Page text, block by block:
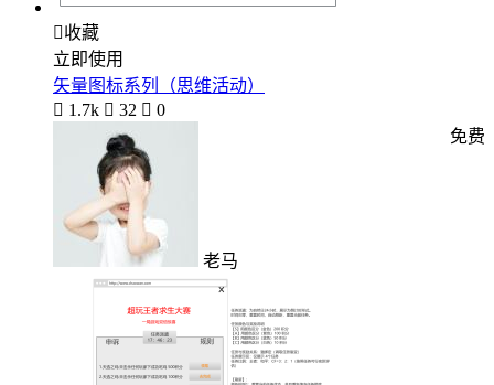
收藏
立即使用
矢量图标系列（思维活动）
 1.7k  32  0
老马
免费